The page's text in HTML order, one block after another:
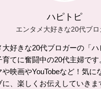
ハピトピ
エンタメ大好きな20代ブロ
大好きな20代ブロガーの「ハ
育てに奮闘中の20代主婦で
や映画やYouTobeなど！気に
に、楽しくお伝えしていきま